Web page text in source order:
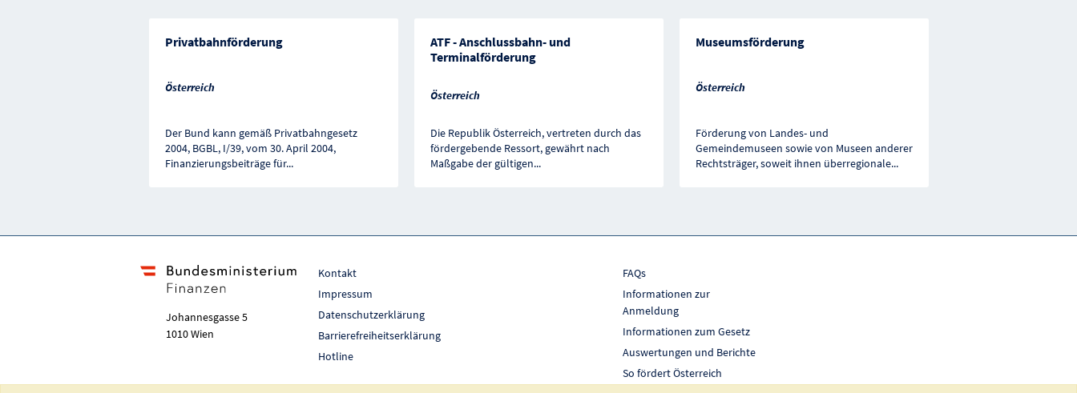
Privatbahnförderung
Österreich
Der Bund kann gemäß Privatbahngesetz
2004, BGBL, I/39, vom 30. April 2004,
Finanzierungsbeiträge für...
ATF - Anschlussbahn- und
Terminalförderung
Österreich
Die Republik Österreich, vertreten durch das
fördergebende Ressort, gewährt nach
Maßgabe der gültigen...
Museumsförderung
Österreich
Förderung von Landes- und
Gemeindemuseen sowie von Museen anderer
Rechtsträger, soweit ihnen überregionale...
Johannesgasse 5
1010 Wien
Kontakt
Impressum
Datenschutzerklärung
Barrierefreiheitserklärung
Hotline
FAQs
Informationen zur
Anmeldung
Informationen zum Gesetz
Auswertungen und Berichte
So fördert Österreich